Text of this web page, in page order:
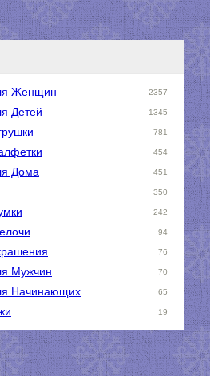
Женщин 2357
Детей 1345
781
454
Дома 451
350
242
94
76
Мужчин 70
Начинающих 65
19